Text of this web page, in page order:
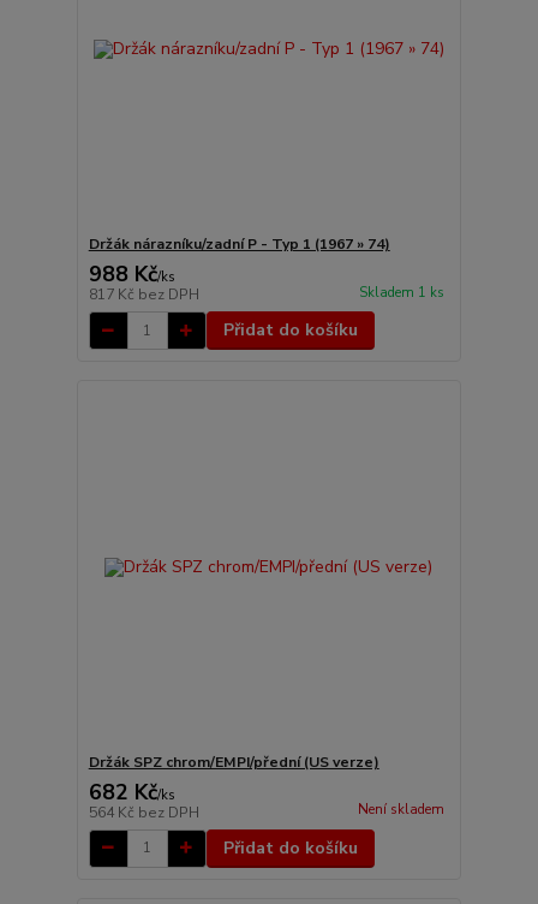
Držák nárazníku/zadní P - Typ 1 (1967 » 74)
988 Kč/ks
817 Kč bez DPH Skladem 1 ks
Přidat do košíku
Držák SPZ chrom/EMPI/přední (US verze)
682 Kč/ks
564 Kč bez DPH Není skladem
Přidat do košíku